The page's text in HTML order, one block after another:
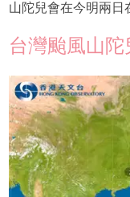
山陀兒會在今明兩日
台灣颱風山